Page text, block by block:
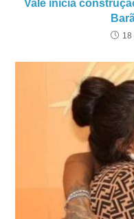
Vale inicia
18